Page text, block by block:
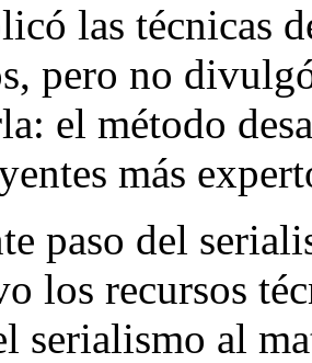
las técnicas
pero no
el método
más
paso del
los recursos
serialismo al